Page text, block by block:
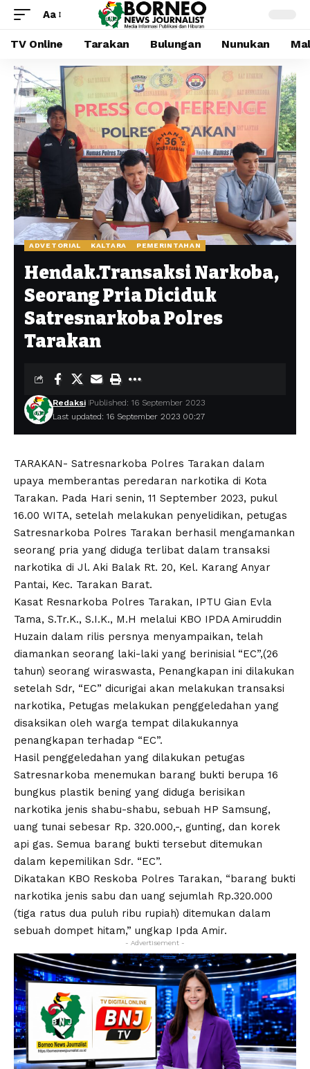
Aa
TV Online Tarakan Bulungan Nunukan
ADVETORIAL KALTARA PEMERINTAHAN
Hendak.Transaksi Narkoba,
Seorang Pria Diciduk
Satresnarkoba Polres
Tarakan
Last updated: 16 September 2023 00:27
Redaksi Published: 16 September 2023
TARAKAN- Satresnarkoba Polres Tarakan dalam
upaya memberantas peredaran narkotika di Kota
Tarakan. Pada Hari senin, 11 September 2023, pukul
16.00 WITA, setelah melakukan penyelidikan, petugas
Satresnarkoba Polres Tarakan berhasil mengamankan
seorang pria yang diduga terlibat dalam transaksi
narkotika di Jl. Aki Balak Rt. 20, Kel. Karang Anyar
Pantai, Kec. Tarakan Barat.
Kasat Resnarkoba Polres Tarakan, IPTU Gian Evla
Tama, S.Tr.K., S.I.K., M.H melalui KBO IPDA Amiruddin
Huzain dalam rilis persnya menyampaikan, telah
diamankan seorang laki-laki yang berinisial “EC”,(26
tahun) seorang wiraswasta, Penangkapan ini dilakukan
setelah Sdr, “EC” dicurigai akan melakukan transaksi
narkotika, Petugas melakukan penggeledahan yang
disaksikan oleh warga tempat dilakukannya
penangkapan terhadap “EC”.
Hasil penggeledahan yang dilakukan petugas
Satresnarkoba menemukan barang bukti berupa 16
bungkus plastik bening yang diduga berisikan
narkotika jenis shabu-shabu, sebuah HP Samsung,
uang tunai sebesar Rp. 320.000,-, gunting, dan korek
api gas. Semua barang bukti tersebut ditemukan
dalam kepemilikan Sdr. “EC”.
Dikatakan KBO Reskoba Polres Tarakan, “barang bukti
narkotika jenis sabu dan uang sejumlah Rp.320.000
(tiga ratus dua puluh ribu rupiah) ditemukan dalam
sebuah dompet hitam,” ungkap Ipda Amir.
- Advertisement -